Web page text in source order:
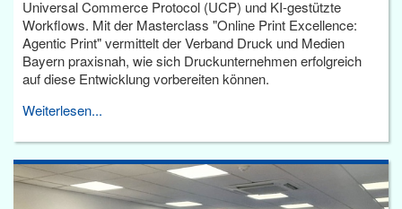
Universal Commerce Protocol (UCP) und KI-gestützte
Workflows. Mit der Masterclass "Online Print Excellence:
Agentic Print" vermittelt der Verband Druck und Medien
Bayern praxisnah, wie sich Druckunternehmen erfolgreich
auf diese Entwicklung vorbereiten können.
Weiterlesen...